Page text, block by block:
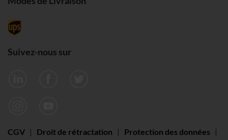
Suivez-nous sur
CGV | Droit de rétractation | Protection des données |